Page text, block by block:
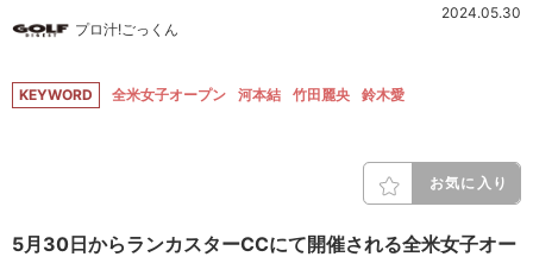
プロ汁!ごっくん
2024.05.30
KEYWORD 全米女子オープン 河本結 竹田麗央 鈴木愛
お気に入り
5月30日からランカスターCCにて開催される全米女子オー